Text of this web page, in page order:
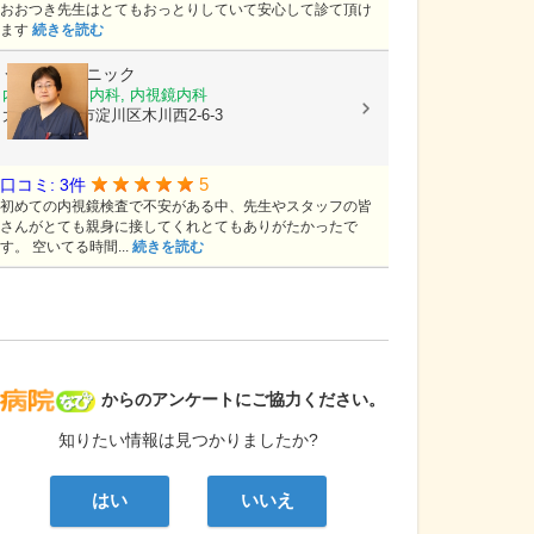
病院なび
からのアンケートにご協力ください。
知りたい情報は見つかりましたか?
はい いいえ
おおつき先生はとてもおっとりしていて安心して診て頂け
ます 続きを読む
うえだクリニック
内科, 消化器内科, 内視鏡内科
大阪府大阪市淀川区木川西2-6-3
口コミ: 3件 5
初めての内視鏡検査で不安がある中、先生やスタッフの皆
さんがとても親身に接してくれとてもありがたかったで
す。 空いてる時間... 続きを読む